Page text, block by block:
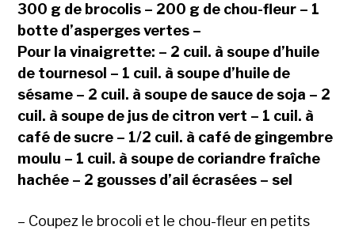
300 g de brocolis – 200 g de chou-fleur – 1
botte d’asperges vertes –
Pour la vinaigrette: – 2 cuil. à soupe d’huile
de tournesol – 1 cuil. à soupe d’huile de
sésame – 2 cuil. à soupe de sauce de soja – 2
cuil. à soupe de jus de citron vert – 1 cuil. à
café de sucre – 1/2 cuil. à café de gingembre
moulu – 1 cuil. à soupe de coriandre fraîche
hachée – 2 gousses d’ail écrasées – sel
– Coupez le brocoli et le chou-fleur en petits